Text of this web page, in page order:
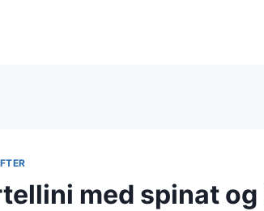
med spinat